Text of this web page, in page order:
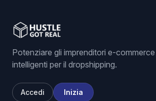
Potenziare gli imprenditori e-
intelligenti per il dropshipping.
Accedi Inizia